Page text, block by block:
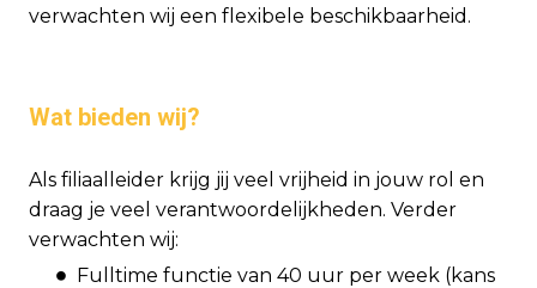
verwachten wij een flexibele beschikbaarheid.
Wat bieden wij?
Als filiaalleider krijg jij veel vrijheid in jouw rol en
draag je veel verantwoordelijkheden. Verder
verwachten wij:
Fulltime functie van 40 uur per week (kans